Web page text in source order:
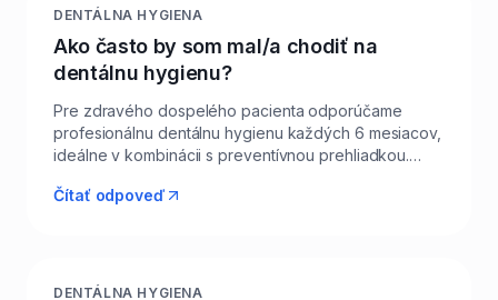
individuálna inštruktáž – vyberieme s vami kefku,
pastu a medzizubné pomôcky presne na váš chrup.
Pacienti v Leviciach takto výrazne znižujú riziko
parodontitídy, kazov a strát zubov. Pre väčšinu
parodontitíde alebo implantátoch častejšie.
DENTÁLNA HYGIENA
Ako často by som mal/a chodiť na
dentálnu hygienu?
Pre zdravého dospelého pacienta odporúčame
profesionálnu dentálnu hygienu každých 6 mesiacov,
ideálne v kombinácii s preventívnou prehliadkou.
strojčekom alebo sklonom k tvorbe zubného kameňa
Dental nastavujeme interval individuálne podľa
Čítať odpoveď
DENTÁLNA HYGIENA